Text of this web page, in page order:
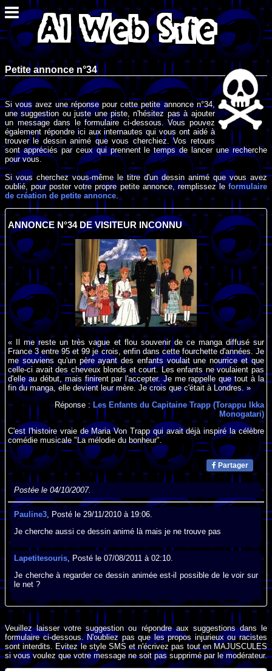
Petite annonce n°34
Si vous avez une réponse pour cette petite annonce n°34,
une suggestion ou juste une piste, n'hésitez pas à ajouter
un message dans le formulaire ci-dessous. Vous pouvez
également répondre ici aux internautes qui vous ont aidé à
trouver le dessin animé que vous cherchiez. Vos retours
sont appréciés par ceux qui prennent le temps de lancer une recherche
pour vous.
Si vous cherchez vous-même le titre d'un dessin animé que vous avez
oublié, pour poster votre propre petite annonce, remplissez leformulaire
de création de petite annonce .
ANNONCE N°34 DE VISITEUR INCONNU
« Il me reste un très vague et flou souvenir de ce manga diffusé sur
France 3 entre 95 et 99 je crois, enfin dans cette fourchette d'années. Je
me souviens qu'un père ayant des enfants voulait une nourrice et que
celle-ci avait des cheveux blonds et court. Les enfants ne voulaient pas
d'elle au début, mais finirent par l'accepter. Je me rappelle que tout à la
fin du manga, elle devient leur mère. Je crois que c'était à Londres. »
Réponse : Les Enfants du Capitaine Trapp (Torappu Ikka
Monogatari)
C'est l'histoire vraie de Maria Von Trapp qui avait déjà inspiré la célèbre
comédie musicale "La mélodie du bonheur".
Partager
Postée le 04/10/2007.
Pauline3, Posté le 29/11/2010 à 19:06.
Je cherche aussi ce dessin animé là mais je ne trouve pas
Lapetitesouris , Posté le 07/08/2011 à 02:10.
Je cherche à regarder ce dessin animée est-il possible de le voir sur
le net ?
Veuillez laisser votre suggestion ou répondre aux suggestions dans le
formulaire ci-dessous. N'oubliez pas que les propos injurieux ou racistes
sont interdits. Evitez le style SMS et n'écrivez pas tout en MAJUSCULES
si vous voulez que votre message ne soit pas supprimé par le modérateur.